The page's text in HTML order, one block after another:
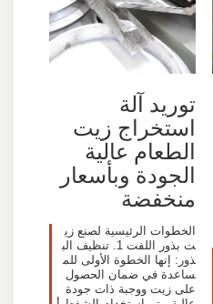
توريد آلة
استخراج زيت
الطعام عالية
الجودة وبأسعار
منخفضة
الخطوات الرئيسية لصنع زي
ت بذور اللفت 1. تنظيف الب
ذور: إنها الخطوة الأولى للم
ساعدة في ضمان الحصول
على زيت ووجبة ذات جودة